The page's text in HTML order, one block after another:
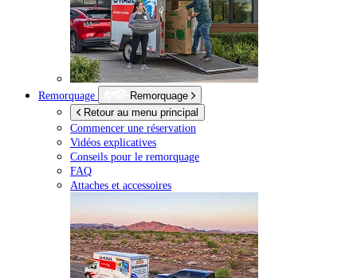
Remorquage
Remorquage
Retour au menu principal
Commencer une réservation
Vidéos explicatives
Conseils pour le remorquage
FAQ
Attaches et accessoires